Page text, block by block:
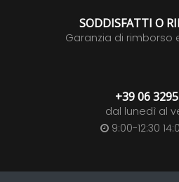
SODDISFATTI O
Garanzia di rimborso
+39 06
dal lunedì al
9:00-12:30